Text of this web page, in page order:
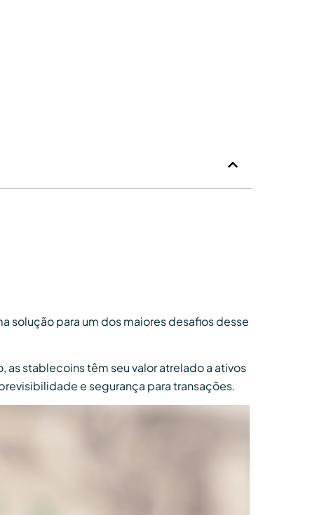
solução para um dos maiores desafios desse
stablecoins têm seu valor atrelado a ativos
e segurança para transações.